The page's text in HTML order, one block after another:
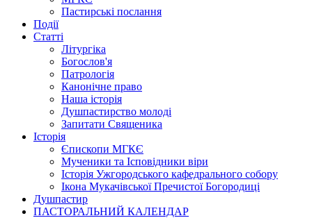
Пастирські послання
Події
Статті
Літургіка
Богослов'я
Патрологія
Канонічне право
Наша історія
Душпастирство молоді
Запитати Священика
Історія
Єпископи МГКЄ
Мученики та Ісповідники віри
Історія Ужгородського кафедрального собору
Ікона Мукачівської Пречистої Богородиці
Душпастир
ПАСТОРАЛЬНИЙ КАЛЕНДАР